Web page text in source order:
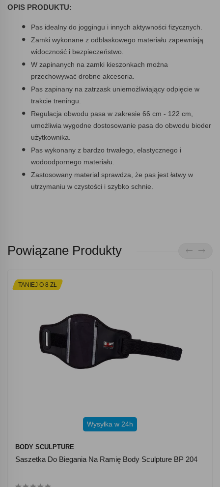
OPIS PRODUKTU:
Pas idealny do joggingu i innych aktywności fizycznych.
Zamki wykonane z odblaskowego materiału zapewniają
widoczność i bezpieczeństwo.
W zapinanych na zamki kieszonkach można
przechowywać drobne akcesoria.
Pas zapinany na zatrzask uniemożliwiający odpięcie w
trakcie treningu.
Regulacja obwodu pasa w zakresie 66 cm - 122 cm,
umożliwia wygodne dostosowanie pasa do obwodu bioder
użytkownika.
Pas wykonany z bardzo trwałego, elastycznego i
wodoodpornego materiału.
Zastosowany materiał sprawdza, że pas jest łatwy w
utrzymaniu w czystości i szybko schnie.
Powiązane Produkty
TANIEJ O 8 ZŁ
Wysyłka w 24h
BODY SCULPTURE
Saszetka Do Biegania Na Ramię Body Sculpture BP 204